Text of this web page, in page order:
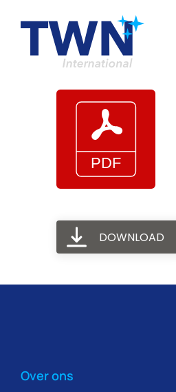
DOWNLOAD
Over ons